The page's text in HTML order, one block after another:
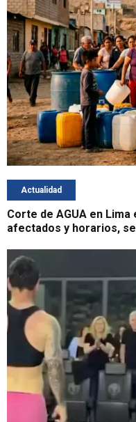
Actualidad
Corte de AGUA en
afectados y horarios,